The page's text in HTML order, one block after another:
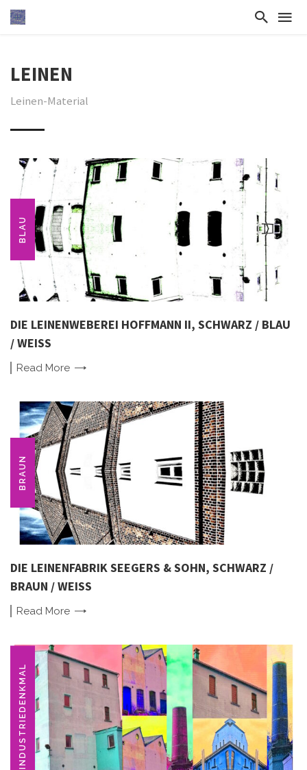
LEINEN
Leinen-Material
BLAU
DIE LEINENWEBEREI HOFFMANN II, SCHWARZ / BLAU
/ WEISS
Read More
BRAUN
DIE LEINENFABRIK SEEGERS & SOHN, SCHWARZ /
BRAUN / WEISS
Read More
INDUSTRIEDENKMAL